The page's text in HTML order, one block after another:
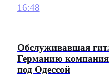
16:48
Обслуживавшая
Германию компания
под Одессой